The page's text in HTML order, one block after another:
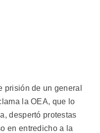
prisión de un general
la OEA, que lo
despertó protestas
en entredicho a la